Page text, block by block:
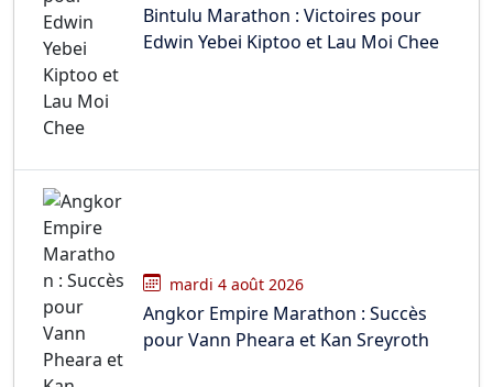
Bintulu Marathon : Victoires pour
Edwin Yebei Kiptoo et Lau Moi Chee
mardi 4 août 2026
Angkor Empire Marathon : Succès
pour Vann Pheara et Kan Sreyroth